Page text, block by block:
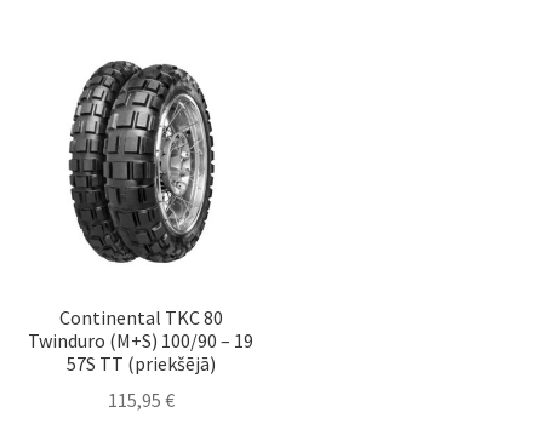
Continental TKC 80
Twinduro (M+S) 100/90 – 19
57S TT (priekšējā)
115,95 €